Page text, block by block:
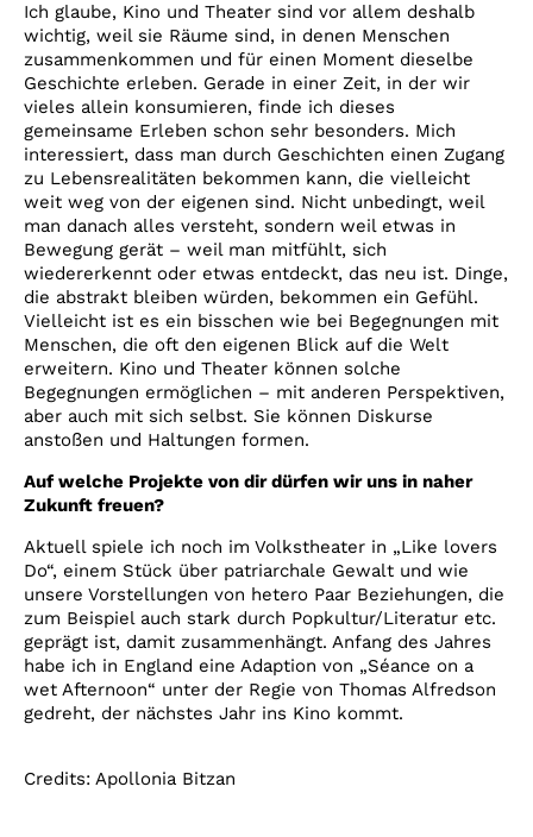
Ich glaube, Kino und Theater sind vor allem deshalb
wichtig, weil sie Räume sind, in denen Menschen
zusammenkommen und für einen Moment dieselbe
Geschichte erleben. Gerade in einer Zeit, in der wir
vieles allein konsumieren, finde ich dieses
gemeinsame Erleben schon sehr besonders. Mich
interessiert, dass man durch Geschichten einen Zugang
zu Lebensrealitäten bekommen kann, die vielleicht
weit weg von der eigenen sind. Nicht unbedingt, weil
man danach alles versteht, sondern weil etwas in
Bewegung gerät – weil man mitfühlt, sich
wiedererkennt oder etwas entdeckt, das neu ist. Dinge,
die abstrakt bleiben würden, bekommen ein Gefühl.
Vielleicht ist es ein bisschen wie bei Begegnungen mit
Menschen, die oft den eigenen Blick auf die Welt
erweitern. Kino und Theater können solche
Begegnungen ermöglichen – mit anderen Perspektiven,
aber auch mit sich selbst. Sie können Diskurse
anstoßen und Haltungen formen.
Auf welche Projekte von dir dürfen wir uns in naher
Zukunft freuen?
Aktuell spiele ich noch im Volkstheater in „Like lovers
Do“, einem Stück über patriarchale Gewalt und wie
unsere Vorstellungen von hetero Paar Beziehungen, die
zum Beispiel auch stark durch Popkultur/Literatur etc.
geprägt ist, damit zusammenhängt. Anfang des Jahres
habe ich in England eine Adaption von „Séance on a
wet Afternoon“ unter der Regie von Thomas Alfredson
gedreht, der nächstes Jahr ins Kino kommt.
Credits: Apollonia Bitzan